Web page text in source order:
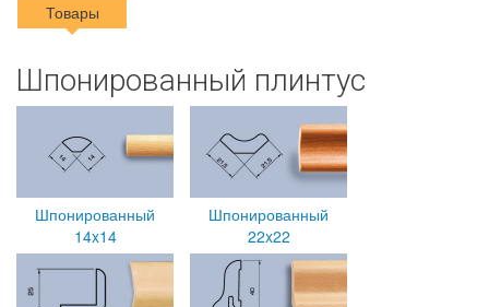
Товары
Шпонированный плинтус
Шпонированный
14x14
Шпонированный
22x22